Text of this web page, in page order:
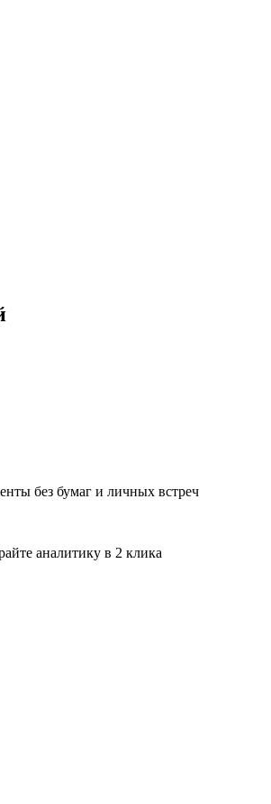
без бумаг и личных встреч
аналитику в 2 клика